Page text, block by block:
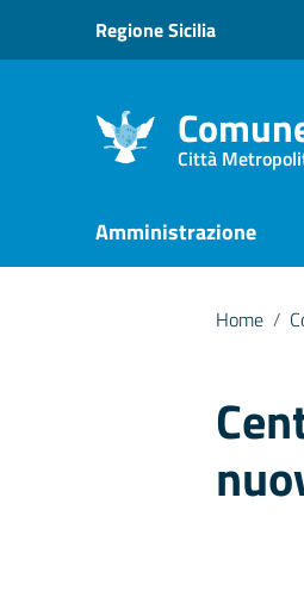
Vai ai contenuti
Vai al menu di navigazione
Regione Sicilia
Città
Amministrazione
Home /